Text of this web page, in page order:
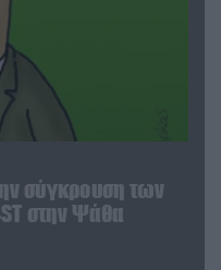
σύγκρουση των
στην Ψάθα